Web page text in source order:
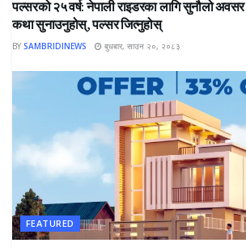
पल्सरको २५ वर्ष: नेपाली राइडरका लागि सुनौलो अवसर
कथा सुनाउनुहोस्, पल्सर जित्नुहोस्
BY SAMBRIDINEWS बुधबार, साउन २०, २०८३
FEATURED